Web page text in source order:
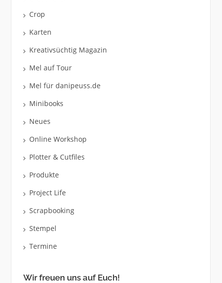
Crop
Karten
Kreativsüchtig Magazin
Mel auf Tour
Mel für danipeuss.de
Minibooks
Neues
Online Workshop
Plotter & Cutfiles
Produkte
Project Life
Scrapbooking
Stempel
Termine
Wir freuen uns auf Euch!